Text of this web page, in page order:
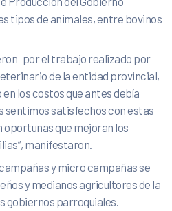
tipos de animales, entre bovinos
por el trabajo realizado por
de la entidad provincial,
los costos que antes debía
sentimos satisfechos con estas
que mejoran los
manifestaron.
y micro campañas se
y medianos agricultores de la
gobiernos parroquiales.